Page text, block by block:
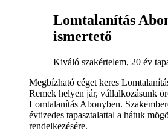
Lomtalanítás
ismertető
Kiváló szakértelem, 20 év
Megbízható céget keres
Remek helyen jár, vállalkozásunk
Lomtalanítás Abonyben.
évtizedes tapasztalattal a hátuk
rendelkezésére.